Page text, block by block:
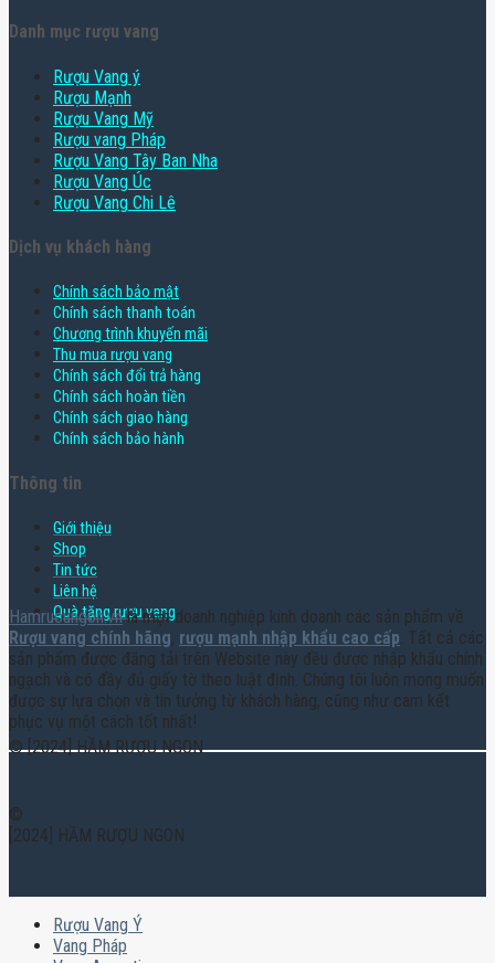
Danh mục rượu vang
Rượu Vang ý
Rượu Mạnh
Rượu Vang Mỹ
Rượu vang Pháp
Rượu Vang Tây Ban Nha
Rượu Vang Úc
Rượu Vang Chi Lê
Dịch vụ khách hàng
Chính sách bảo mật
Chính sách thanh toán
Chương trình khuyến mãi
Thu mua rượu vang
Chính sách đổi trả hàng
Chính sách hoàn tiền
Chính sách giao hàng
Chính sách bảo hành
Thông tin
Giới thiệu
Shop
Tin tức
Liên hệ
Quà tặng rượu vang
Hamruoungon.vnlà một doanh nghiệp kinh doanh các sản phẩm về
Rượu vang chính hãng, rượu mạnh nhập khẩu cao cấp. Tất cả các
sản phẩm được đăng tải trên Website này đều được nhập khẩu chính
ngạch và có đầy đủ giấy tờ theo luật định. Chúng tôi luôn mong muốn
được sự lựa chọn và tin tưởng từ khách hàng, cũng như cam kết
phục vụ một cách tốt nhất!
© [2024] HẦM RƯỢU NGON
©
[2024] HẦM RƯỢU NGON
Rượu Vang Ý
Vang Pháp